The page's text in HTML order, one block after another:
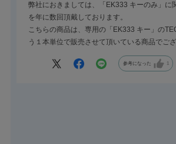
弊社におきましては、「EK333 キーのみ」に
を年に数回頂戴しております。
こちらの商品は、専用の「EK333 キー」の
う１本単位で販売させて頂いている商品でござ
参考になった